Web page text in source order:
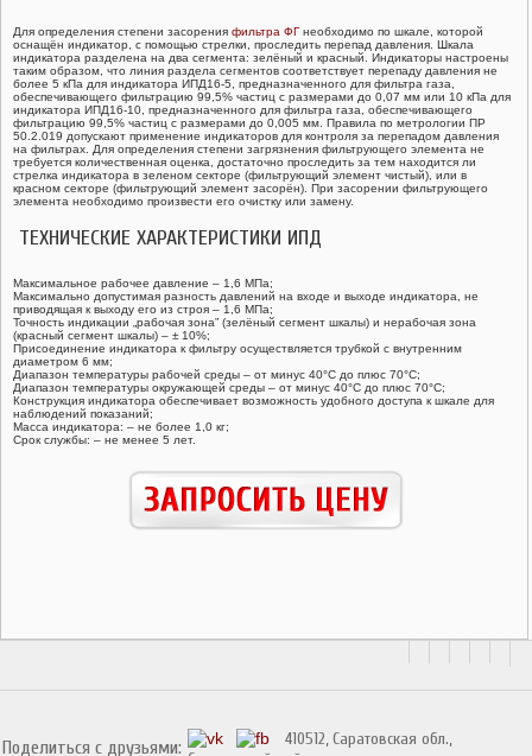
Для определения степени засорения фильтра ФГнеобходимо по шкале, которой
оснащён индикатор, с помощью стрелки, проследить перепад давления. Шкала
индикатора разделена на два сегмента: зелёный и красный. Индикаторы настроены
таким образом, что линия раздела сегментов соответствует перепаду давления не
более 5 кПа для индикатора ИПД16-5, предназначенного для фильтра газа,
обеспечивающего фильтрацию 99,5% частиц с размерами до 0,07 мм или 10 кПа для
индикатора ИПД16-10, предназначенного для фильтра газа, обеспечивающего
фильтрацию 99,5% частиц с размерами до 0,005 мм. Правила по метрологии ПР
50.2.019 допускают применение индикаторов для контроля за перепадом давления
на фильтрах. Для определения степени загрязнения фильтрующего элемента не
требуется количественная оценка, достаточно проследить за тем находится ли
стрелка индикатора в зеленом секторе (фильтрующий элемент чистый), или в
красном секторе (фильтрующий элемент засорён). При засорении фильтрующего
элемента необходимо произвести его очистку или замену.
ТЕХНИЧЕСКИЕ ХАРАКТЕРИСТИКИ ИПД
Максимальное рабочее давление – 1,6 МПа;
Максимально допустимая разность давлений на входе и выходе индикатора, не
приводящая к выходу его из строя – 1,6 МПа;
Точность индикации „рабочая зона” (зелёный сегмент шкалы) и нерабочая зона
(красный сегмент шкалы) – ± 10%;
Присоединение индикатора к фильтру осуществляется трубкой с внутренним
диаметром 6 мм;
Диапазон температуры рабочей среды – от минус 40°С до плюс 70°С;
Диапазон температуры окружающей среды – от минус 40°С до плюс 70°С;
Конструкция индикатора обеспечивает возможность удобного доступа к шкале для
наблюдений показаний;
Масса индикатора: – не более 1,0 кг;
Срок службы: – не менее 5 лет.
Поделиться с друзьями:
410512, Саратовская обл.,